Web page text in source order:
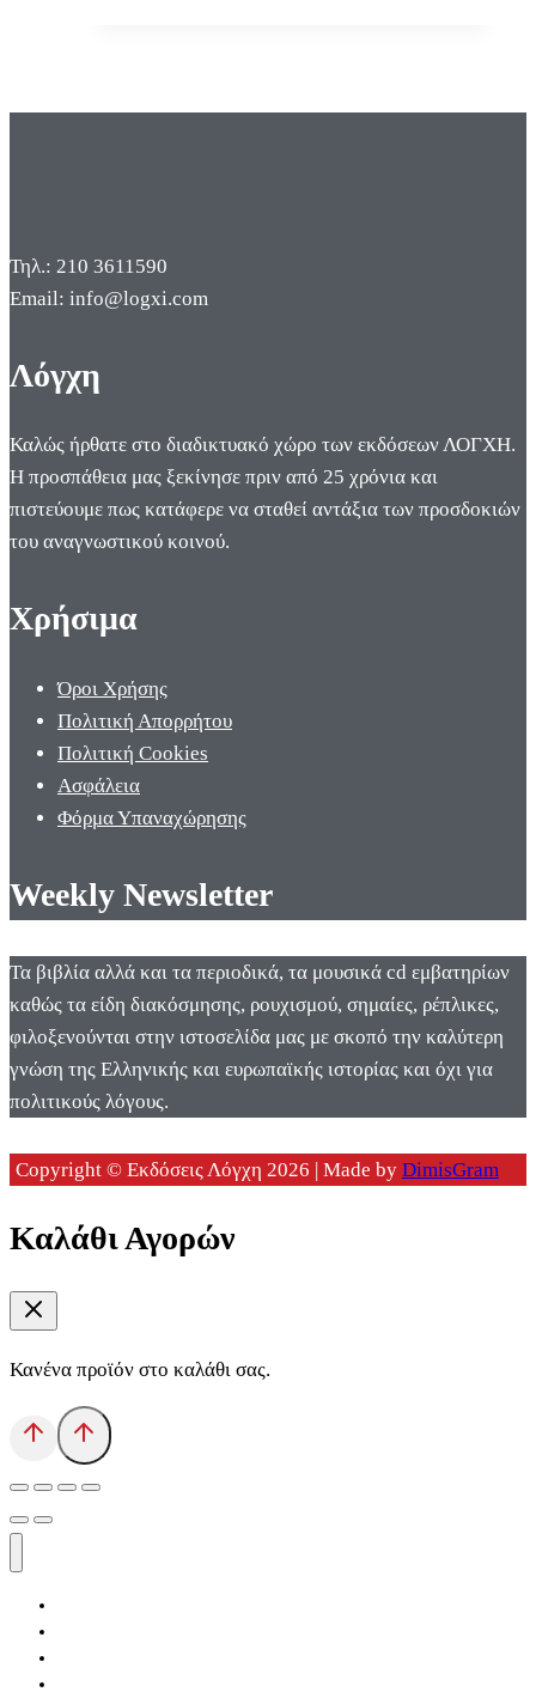
Τηλ.: 210 3611590
Email: info@logxi.com
Λόγχη
Καλώς ήρθατε στο διαδικτυακό χώρο των εκδόσεων ΛΟΓΧΗ.
Η προσπάθεια μας ξεκίνησε πριν από 25 χρόνια και
πιστεύουμε πως κατάφερε να σταθεί αντάξια των προσδοκιών
του αναγνωστικού κοινού.
Χρήσιμα
Όροι Χρήσης
Πολιτική Απορρήτου
Πολιτική Cookies
Ασφάλεια
Φόρμα Υπαναχώρησης
Weekly Newsletter
Τα βιβλία αλλά και τα περιοδικά, τα μουσικά cd εμβατηρίων
καθώς τα είδη διακόσμησης, ρουχισμού, σημαίες, ρέπλικες,
φιλοξενούνται στην ιστοσελίδα μας με σκοπό την καλύτερη
γνώση της Ελληνικής και ευρωπαϊκής ιστορίας και όχι για
πολιτικούς λόγους.
Copyright © Εκδόσεις Λόγχη 2026 | Made by DimisGram
Καλάθι Αγορών
Κανένα προϊόν στο καλάθι σας.